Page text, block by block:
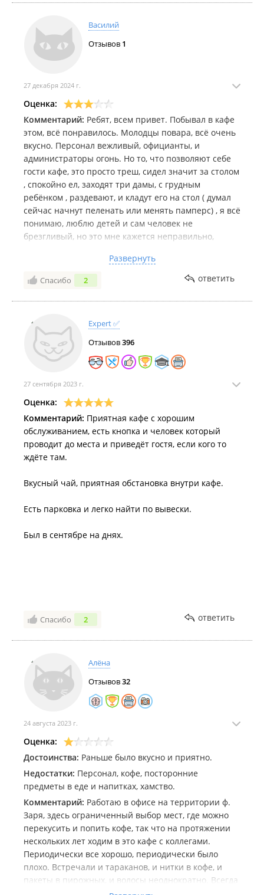
Василий
Отзывов 1
27 декабря 2024 г.
Оценка:
Комментарий: Ребят, всем привет. Побывал в кафе
этом, всё понравилось. Молодцы повара, всё очень
вкусно. Персонал вежливый, официанты, и
администраторы огонь. Но то, что позволяют себе
гости кафе, это просто треш, сидел значит за столом
, спокойно ел, заходят три дамы, с грудным
ребёнком , раздевают, и кладут его на стол ( думал
сейчас начнут пеленать или менять памперс) , я всё
понимаю, люблю детей и сам человек не
брезгливый, но это мне кажется неправильно,
до владельцев этого кафе, что такое допускать не
стоит. А персонал и кухня, как всегда на высшем
уровне) Ставлю 3 звезды, только из-за такого!
Развернуть
Спасибо 2 ответить
Expert ✅
Отзывов396
27 сентября 2023 г.
Оценка:
Комментарий: Приятная кафе с хорошим
обслуживанием, есть кнопка и человек который
проводит до места и приведёт гостя, если кого то
ждёте там.
Вкусный чай, приятная обстановка внутри кафе.
Есть парковка и легко найти по вывески.
Был в сентябре на днях.
Спасибо 2 ответить
Алёна
Отзывов32
24 августа 2023 г.
Оценка:
Достоинства: Раньше было вкусно и приятно.
Недостатки: Персонал, кофе, посторонние
предметы в еде и напитках, хамство.
Комментарий: Работаю в офисе на территории ф.
Заря, здесь ограниченный выбор мест, где можно
перекусить и попить кофе, так что на протяжении
нескольких лет ходим в это кафе с коллегами.
Периодически все хорошо, периодически было
плохо. Встречали и тараканов, и нитки в кофе, и
пакеты в пирожных, и волосы неоднократно. Всегда